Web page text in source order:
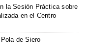
la Sesión Práctica sobre
en el Centro
de Siero